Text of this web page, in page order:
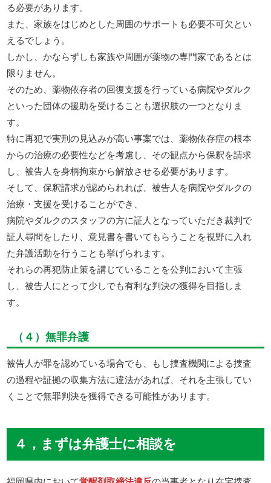
る必要があります。
また、家族をはじめとした周囲のサポートも必要不可欠とい
えるでしょう。
しかし、かならずしも家族や周囲が薬物の専門家であるとは
限りません。
そのため、薬物依存者の回復支援を行っている病院やダルク
といった団体の援助を受けることも選択肢の一つとなりま
す。
特に再犯で実刑の見込みが高い事案では、薬物依存症の根本
からの治療の必要性などを考慮し、その観点から保釈を請求
し、被告人を身柄拘束から解放させる必要があります。
そして、保釈請求が認められれば、被告人を病院やダルクの
治療・支援を受けることができ、
病院やダルクのスタッフの方に証人となっていただき裁判で
証人尋問をしたり、意見書を書いてもらうことを視野に入れ
た弁護活動を行うことも挙げられます。
それらの再犯防止策を講じていることを公判において主張
し、被告人にとって少しでも有利な判決の獲得を目指しま
す。
（４）無罪弁護
被告人が罪を認めている場合でも、もし捜査機関による捜査
の過程や証拠の収集方法に違法があれば、それを主張してい
くことで無罪判決を獲得できる可能性があります。
４，まずは弁護士に相談を